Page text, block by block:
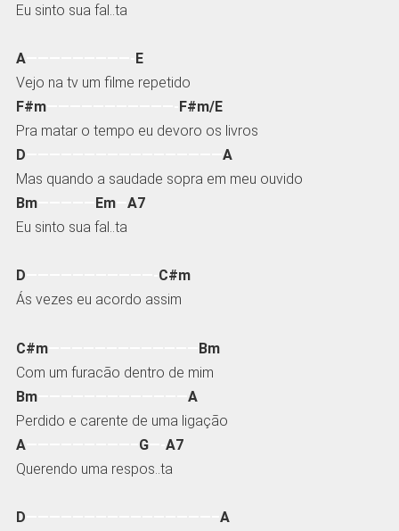
Eu sinto sua fal..ta
A—————————-
E
Vejo na tv um filme repetido
F#m———————————-
F#m/E
Pra matar o tempo eu devoro os livros
D
A
Mas quando a saudade sopra em meu ouvido
Bm————— Em— A7
Eu sinto sua fal..ta
D
C#m
Ás vezes eu acordo assim
C#m————————————— Bm
Com um furacão dentro de mim
Bm————————————— A
Perdido e carente de uma ligação
A—————————– G—- A7
Querendo uma respos..ta
D
A